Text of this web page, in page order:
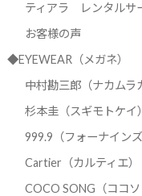
ティアラ レンタルサ
お客様の声
◆EYEWEAR（メガネ）
中村勘三郎（ナカムラ
杉本圭（スギモトケイ）
999.9（フォーナインズ
Cartier（カルティエ）
COCO SONG（ココソ